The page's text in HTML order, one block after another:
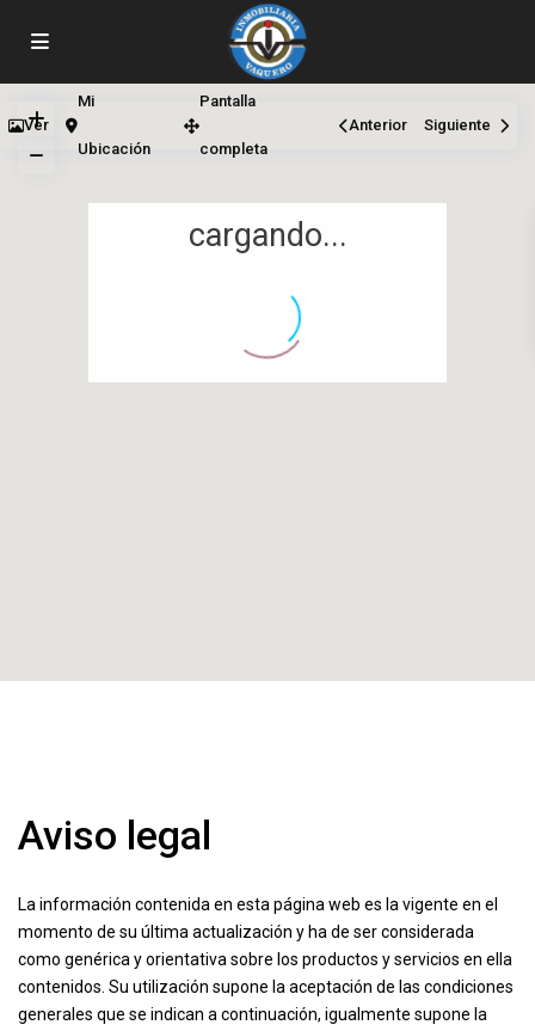
cargando...
Ver
Mi
Ubicación
Pantalla
completa
Anterior Siguiente
Aviso legal
La información contenida en esta página web es la vigente en el
momento de su última actualización y ha de ser considerada
como genérica y orientativa sobre los productos y servicios en ella
contenidos. Su utilización supone la aceptación de las condiciones
generales que se indican a continuación, igualmente supone la